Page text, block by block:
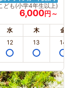
ども(小学4年生以上)
6,000円～
水 木 金
12 13 14